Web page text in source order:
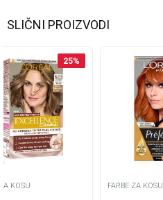
SLIČNI PROIZVODI
25%
KOSU FARBE ZA KOSU